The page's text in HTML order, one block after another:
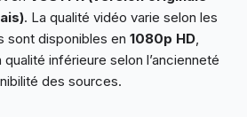
. La qualité vidéo varie selon les
sont disponibles en 1080p HD
qualité inférieure selon l’ancienneté
des sources.